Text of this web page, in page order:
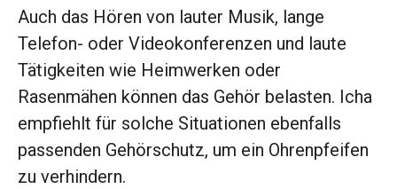
Auch das Hören von lauter Musik, lange
Telefon- oder Videokonferenzen und laute
Tätigkeiten wie Heimwerken oder
Rasenmähen können das Gehör belasten. Icha
empfiehlt für solche Situationen ebenfalls
passenden Gehörschutz, um ein Ohrenpfeifen
zu verhindern.